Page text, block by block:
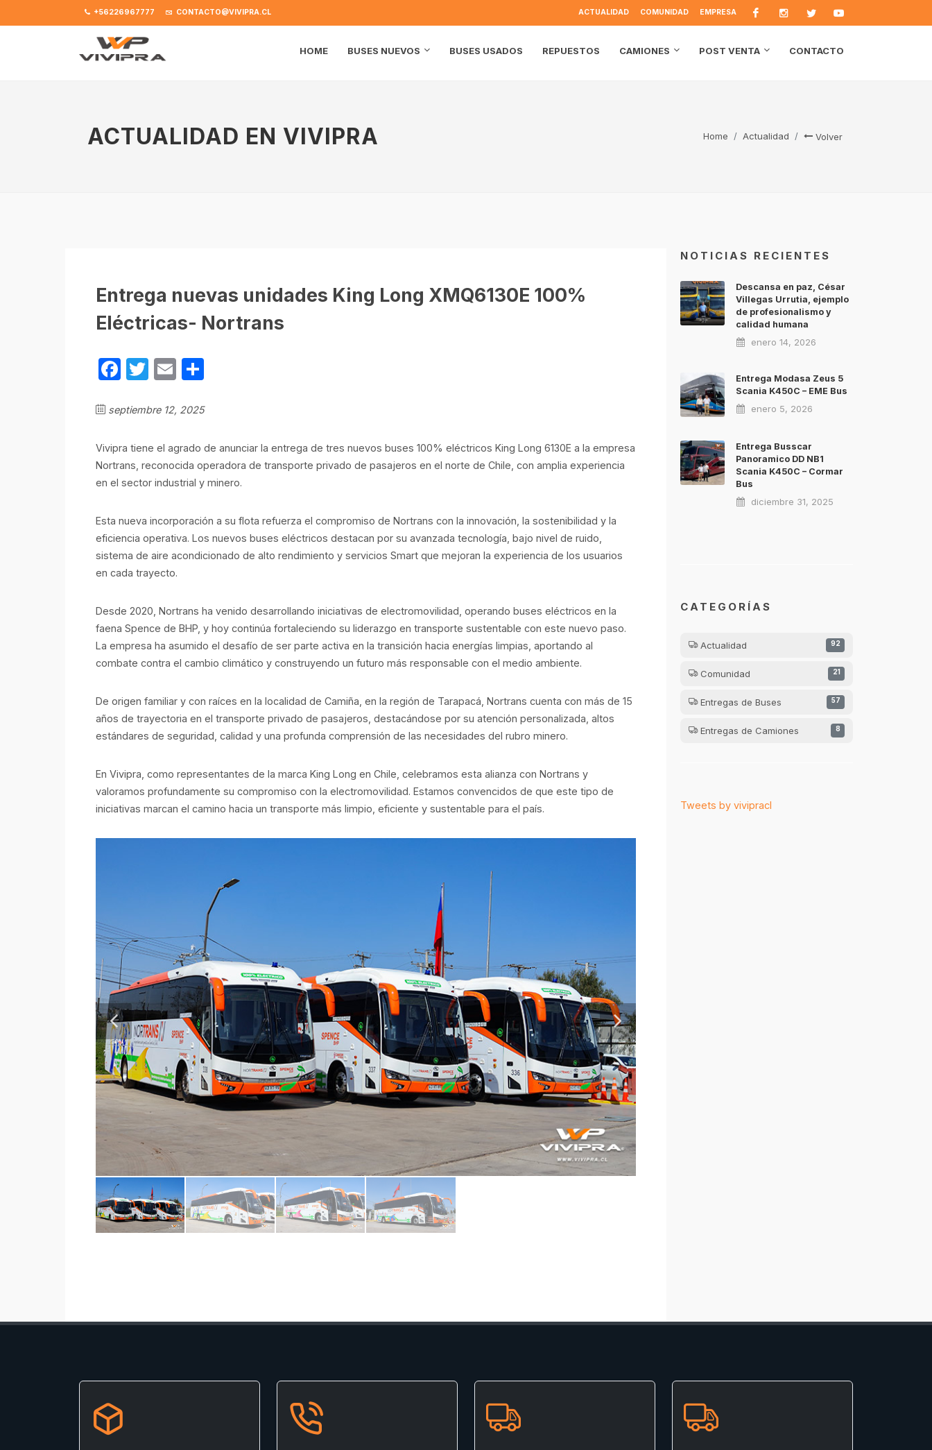
+56226967777 CONTACTO@VIVIPRA.CL ACTUALIDAD COMUNIDAD EMPRESA
HOME BUSES NUEVOS BUSES USADOS REPUESTOS CAMIONES POST VENTA CONTACTO
ACTUALIDAD EN VIVIPRA Home Actualidad Volver
Entrega nuevas unidades King Long XMQ6130E 100%
Eléctricas- Nortrans
Facebook
Twitter
Email
septiembre 12, 2025
Vivipra tiene el agrado de anunciar la entrega de tres nuevos buses 100% eléctricos King Long 6130E a la empresa
Nortrans, reconocida operadora de transporte privado de pasajeros en el norte de Chile, con amplia experiencia
en el sector industrial y minero.
Esta nueva incorporación a su flota refuerza el compromiso de Nortrans con la innovación, la sostenibilidad y la
eficiencia operativa. Los nuevos buses eléctricos destacan por su avanzada tecnología, bajo nivel de ruido,
sistema de aire acondicionado de alto rendimiento y servicios Smart que mejoran la experiencia de los usuarios
en cada trayecto.
Desde 2020, Nortrans ha venido desarrollando iniciativas de electromovilidad, operando buses eléctricos en la
faena Spence de BHP, y hoy continúa fortaleciendo su liderazgo en transporte sustentable con este nuevo paso.
La empresa ha asumido el desafío de ser parte activa en la transición hacia energías limpias, aportando al
combate contra el cambio climático y construyendo un futuro más responsable con el medio ambiente.
De origen familiar y con raíces en la localidad de Camiña, en la región de Tarapacá, Nortrans cuenta con más de 15
años de trayectoria en el transporte privado de pasajeros, destacándose por su atención personalizada, altos
estándares de seguridad, calidad y una profunda comprensión de las necesidades del rubro minero.
En Vivipra, como representantes de la marca King Long en Chile, celebramos esta alianza con Nortrans y
valoramos profundamente su compromiso con la electromovilidad. Estamos convencidos de que este tipo de
iniciativas marcan el camino hacia un transporte más limpio, eficiente y sustentable para el país.
NOTICIAS RECIENTES
Descansa en paz, César
Villegas Urrutia, ejemplo
de profesionalismo y
calidad humana
enero 14, 2026
Entrega Modasa Zeus 5
Scania K450C – EME Bus
enero 5, 2026
Entrega Busscar
Panoramico DD NB1
Scania K450C – Cormar
Bus
diciembre 31, 2025
CATEGORÍAS
Actualidad 92
Comunidad 21
Entregas de Buses 57
Entregas de Camiones 8
Tweets by vivipracl